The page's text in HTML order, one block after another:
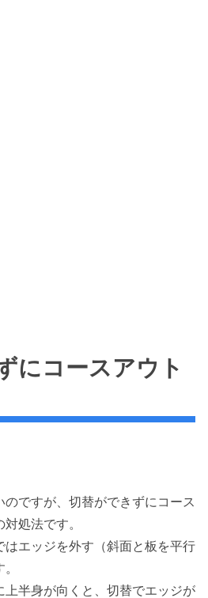
にコースアウト
のですが、切替ができずにコース
処法です。
はエッジを外す（斜面と板を平行
上半身が向くと、切替でエッジが